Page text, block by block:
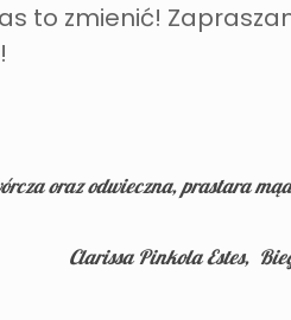
to zmienić!
oraz odwieczna, prastara
Clarissa Pinkola Estes,